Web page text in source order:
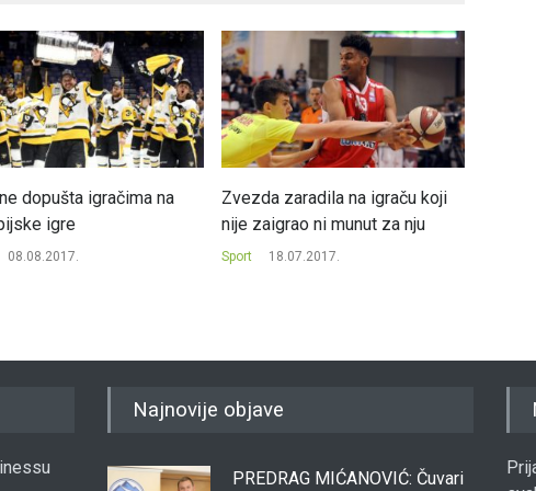
dopušta igračima na
igre
08.08.2017.
Zvezda zaradila na igraču koji
nije zaigrao ni munut za nju
Sport 18.07.2017.
Najnovije objave
PREDRAG MIĆANOVIĆ: Čuvari